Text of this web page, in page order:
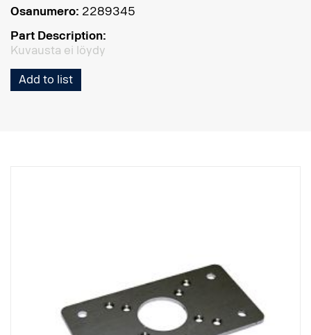
Osanumero: 2289345
Part Description:
Kuvausta ei löydy
Add to list